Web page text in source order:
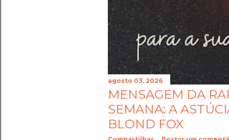
agosto 03, 2026
MENSAGEM DA
SEMANA: A
BLOND FOX